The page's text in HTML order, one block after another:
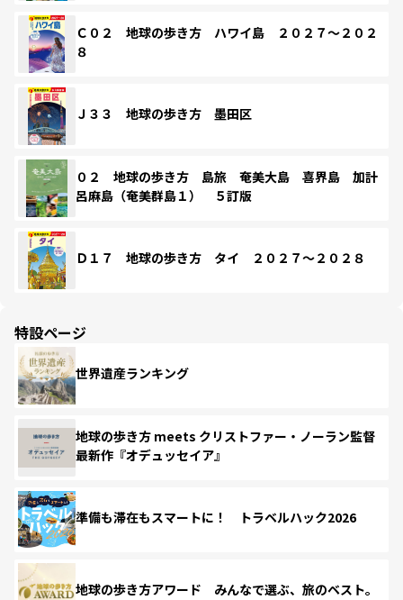
Ｃ０２ 地球の歩き方 ハワイ島 ２０２７～２０２
８
Ｊ３３ 地球の歩き方 墨田区
０２ 地球の歩き方 島旅 奄美大島 喜界島 加計
呂麻島（奄美群島１） ５訂版
Ｄ１７ 地球の歩き方 タイ ２０２７～２０２８
特設ページ
世界遺産ランキング
地球の歩き方 meets クリストファー・ノーラン監督
最新作『オデュッセイア』
準備も滞在もスマートに！ トラベルハック2026
地球の歩き方アワード みんなで選ぶ、旅のベスト。